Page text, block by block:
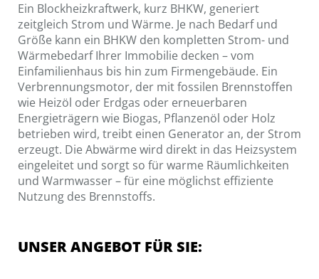
Ein Blockheizkraftwerk, kurz BHKW, generiert
zeitgleich Strom und Wärme. Je nach Bedarf und
Größe kann ein BHKW den kompletten Strom- und
Wärmebedarf Ihrer Immobilie decken – vom
Einfamilienhaus bis hin zum Firmengebäude. Ein
Verbrennungsmotor, der mit fossilen Brennstoffen
wie Heizöl oder Erdgas oder erneuerbaren
Energieträgern wie Biogas, Pflanzenöl oder Holz
betrieben wird, treibt einen Generator an, der Strom
erzeugt. Die Abwärme wird direkt in das Heizsystem
eingeleitet und sorgt so für warme Räumlichkeiten
und Warmwasser – für eine möglichst effiziente
Nutzung des Brennstoffs.
UNSER ANGEBOT FÜR SIE: